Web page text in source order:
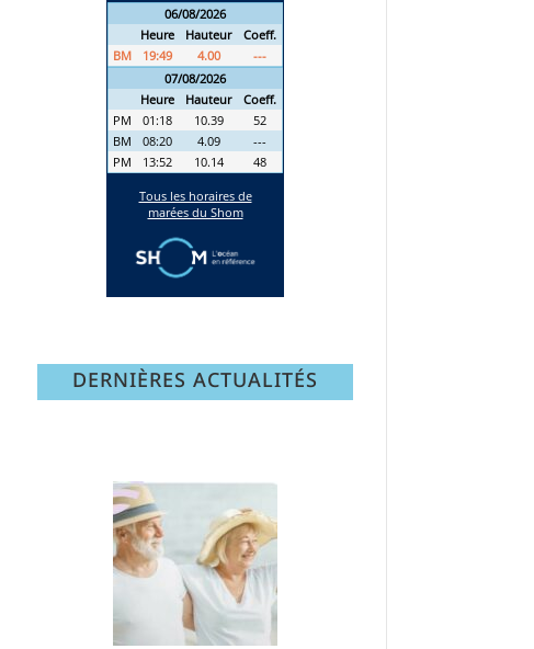
DERNIÈRES ACTUALITÉS